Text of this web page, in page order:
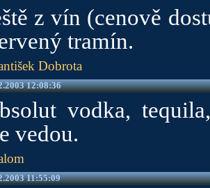
z vín (cenově
tramín.
Dobrota
12:08:36
vodka,
vedou.
11:55:09